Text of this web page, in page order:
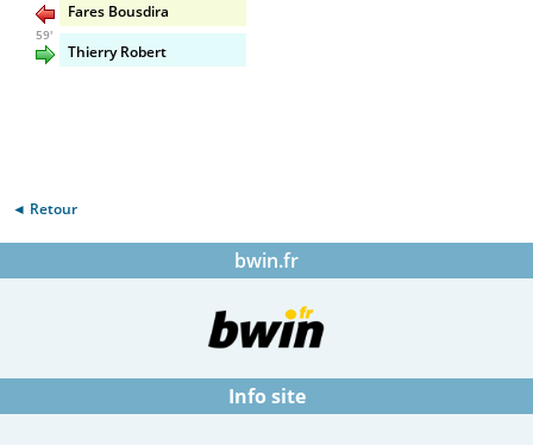
Fares Bousdira
59'
Thierry Robert
◄ Retour
bwin.fr
Info site